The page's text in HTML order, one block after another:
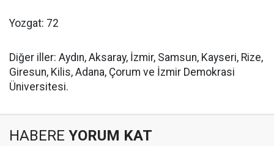
Yozgat: 72
Diğer iller: Aydın, Aksaray, İzmir, Samsun, Kayseri, Rize,
Giresun, Kilis, Adana, Çorum ve İzmir Demokrasi
Üniversitesi.
HABERE YORUM KAT